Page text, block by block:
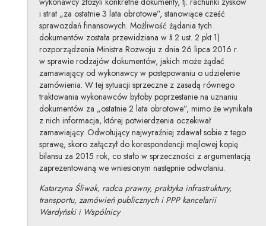
i strat „za ostatnie 3 lata obrotowe”, stanowiące cześć
sprawozdań finansowych. Możliwość żądania tych
dokumentów została przewidziana w § 2 ust. 2 pkt 1)
rozporządzenia Ministra Rozwoju z dnia 26 lipca 2016 r.
w sprawie rodzajów dokumentów, jakich może żądać
zamawiający od wykonawcy w postępowaniu o udzielenie
zamówienia. W tej sytuacji sprzeczne z zasadą równego
traktowania wykonawców byłoby poprzestanie na uznaniu
dokumentów za „ostatnie 2 lata obrotowe”, mimo że wynikała
z nich informacja, której potwierdzenia oczekiwał
zamawiający. Odwołujący najwyraźniej zdawał sobie z tego
sprawę, skoro załączył do korespondencji mejlowej kopię
bilansu za 2015 rok, co stało w sprzeczności z argumentacją
zaprezentowaną we wniesionym następnie odwołaniu.
Katarzyna Śliwak, radca prawny, praktyka infrastruktury,
transportu, zamówień publicznych i PPP kancelarii
Wardyński i Wspólnicy